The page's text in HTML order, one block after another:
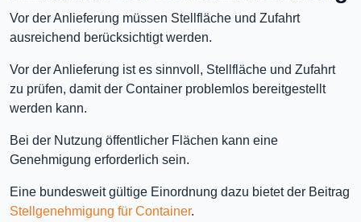
Vor der Anlieferung müssen Stellfläche und Zufahrt
ausreichend berücksichtigt werden.
Vor der Anlieferung ist es sinnvoll, Stellfläche und Zufahrt
zu prüfen, damit der Container problemlos bereitgestellt
werden kann.
Bei der Nutzung öffentlicher Flächen kann eine
Genehmigung erforderlich sein.
Eine bundesweit gültige Einordnung dazu bietet der Beitrag
Stellgenehmigung für Container.